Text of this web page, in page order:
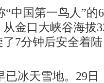
国第一鸟人”的
金口大峡谷海拔
7分钟后安全着
冰天雪地。29日